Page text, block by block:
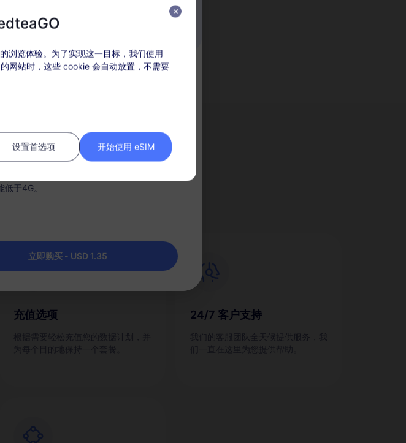
eSIM？
充值选项 24/7 客户支持
激活套餐将无法使用和退款；
于4G。
立即购买 - USD 1.35
浏览体验。为了实现这一目标，我们使用
网站时，这些 cookie 会自动放置，不需要
设置首选项 开始使用 eSIM